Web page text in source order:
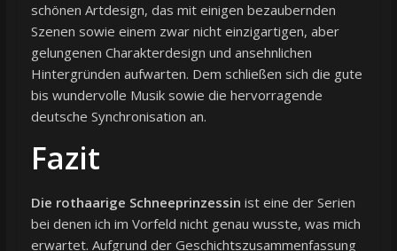
schönen Artdesign, das mit einigen bezaubernden
Szenen sowie einem zwar nicht einzigartigen, aber
gelungenen Charakterdesign und ansehnlichen
Hintergründen aufwarten. Dem schließen sich die gute
bis wundervolle Musik sowie die hervorragende
deutsche Synchronisation an.
Fazit
Die rothaarige Schneeprinzessin ist eine der Serien
bei denen ich im Vorfeld nicht genau wusste, was mich
erwartet. Aufgrund der Geschichtszusammenfassung